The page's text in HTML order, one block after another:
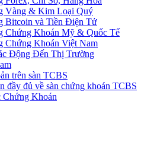
Vàng & Kim Loại Quý
Bitcoin và Tiền Điện Tử
Chứng Khoán Mỹ & Quốc Tế
Chứng Khoán Việt Nam
Động Đến Thị Trường
trên sàn TCBS
đầy đủ về sàn chứng khoán TCBS
Khoán